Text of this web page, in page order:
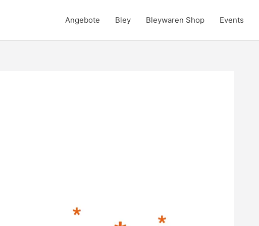
Angebote Bley Bleywaren Shop Events